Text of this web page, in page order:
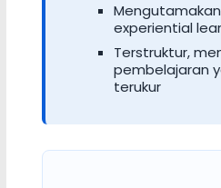
experiential
Terstruktur,
pembelajaran
terukur